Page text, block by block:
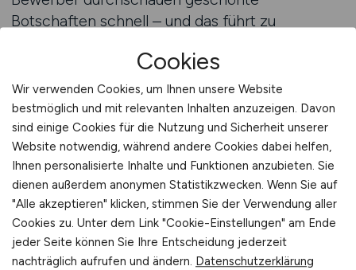
Botschaften schnell – und das führt zu
Stärken. Ob klare Karriereperspektiven, faire
Bezahlung, moderne Technik auf der Baustelle
oder flache Hierarchien – das, was Sie
tatsächlich bieten, muss in den Vordergrund.
Sobald die Positionierung steht, geht es um
Sichtbarkeit. Ihre Arbeitgebermarke muss dort
präsent sein, wo Ihre Zielgruppen nach Jobs
suchen oder sich über Unternehmen
informieren – und das sind heute nicht nur
klassische Jobbörsen, sondern auch Social
Cookies
Wir verwenden Cookies, um Ihnen unsere Website
bestmöglich und mit relevanten Inhalten anzuzeigen. Davon
sind einige Cookies für die Nutzung und Sicherheit unserer
Website notwendig, während andere Cookies dabei helfen,
Ihnen personalisierte Inhalte und Funktionen anzubieten. Sie
dienen außerdem anonymen Statistikzwecken. Wenn Sie auf
"Alle akzeptieren" klicken, stimmen Sie der Verwendung aller
Cookies zu. Unter dem Link "Cookie-Einstellungen" am Ende
jeder Seite können Sie Ihre Entscheidung jederzeit
nachträglich aufrufen und ändern. Datenschutzerklärung